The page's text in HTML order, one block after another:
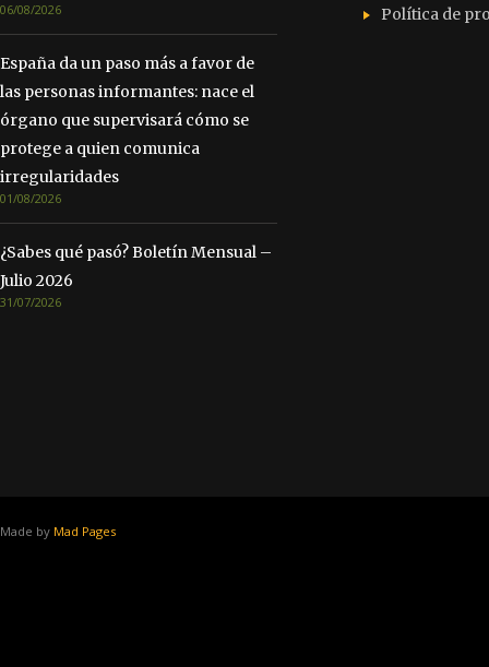
06/08/2026
España da un paso más a favor de
las personas informantes: nace el
órgano que supervisará cómo se
protege a quien comunica
irregularidades
01/08/2026
¿Sabes qué pasó? Boletín Mensual –
Julio 2026
31/07/2026
Política de
Made by Mad Pages